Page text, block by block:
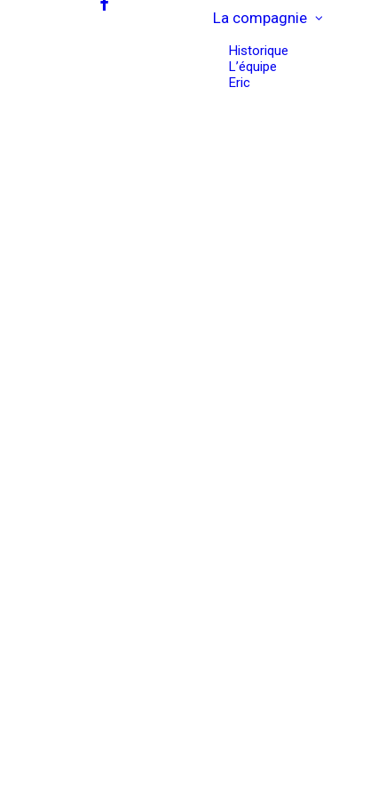
La compagnie
Historique
L’équipe
Eric